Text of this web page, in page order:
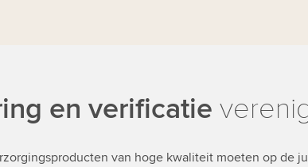
en verificatie
van hoge kwaliteit moeten op de